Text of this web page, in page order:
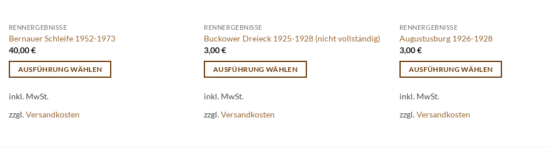
RENNERGEBNISSE
Bernauer Schleife 1952-1973
40,00€
AUSFÜHRUNG WÄHLEN
Produkt
weist
inkl. MwSt.
zzgl.Versandkosten
RENNERGEBNISSE
Buckower Dreieck 1925-1928 (nicht vollständig)
3,00€
AUSFÜHRUNG WÄHLEN
Produkt
weist
inkl. MwSt.
zzgl.Versandkosten
RENNERGEBNISSE
Augustusburg 1926-1928
3,00€
AUSFÜHRUNG WÄHLEN
Produkt
weist
inkl. MwSt.
zzgl.Versandkosten